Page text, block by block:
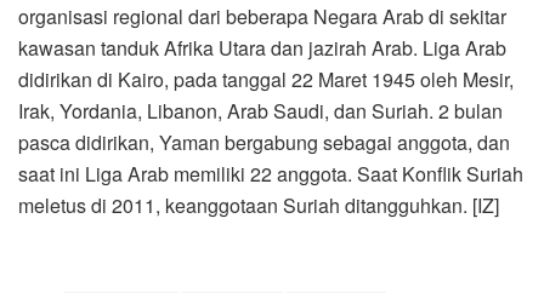
organisasi regional dari beberapa Negara Arab di sekitar
kawasan tanduk Afrika Utara dan jazirah Arab. Liga Arab
didirikan di Kairo, pada tanggal 22 Maret 1945 oleh Mesir,
Irak, Yordania, Libanon, Arab Saudi, dan Suriah. 2 bulan
pasca didirikan, Yaman bergabung sebagai anggota, dan
saat ini Liga Arab memiliki 22 anggota. Saat Konflik Suriah
meletus di 2011, keanggotaan Suriah ditangguhkan. [IZ]